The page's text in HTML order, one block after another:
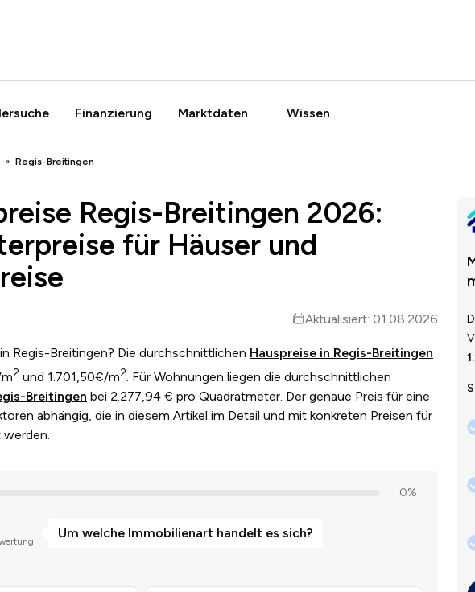
Finanzierung Marktdaten Wissen
Regis-Breitingen
Regis-Breitingen 2026:
für Häuser und
Aktualisiert: 01.08.2026
Regis-Breitingen? Die durchschnittlichen Hauspreise in Regis-Breitingen
2 und 1.701,50€/m2. Für Wohnungen liegen die durchschnittlichen
Breitingen bei 2.277,94 € pro Quadratmeter. Der genaue Preis für eine
abhängig, die in diesem Artikel im Detail und mit konkreten Preisen für
werden.